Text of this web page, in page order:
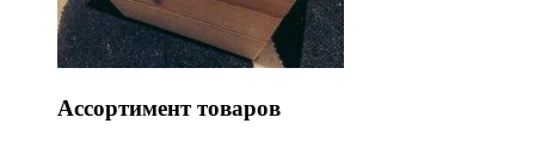
Ассортимент товаров